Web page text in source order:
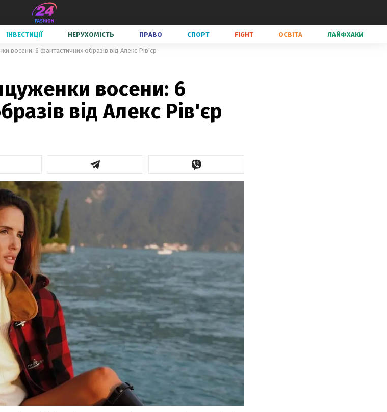
ІНВЕСТИЦІЇ НЕРУХОМІСТЬ ПРАВО СПОРТ FIGHT ОСВІТА ЛАЙФХАКИ
восени: 6 фантастичних образів від Алекс Рів'єр
восени: 6
від Алекс Рів'єр